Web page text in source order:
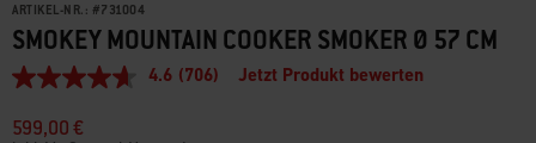
ARTIKEL-NR.: #731004
SMOKEY MOUNTAIN COOKER SMOKER Ø 57 CM
4.6
5
4.6 (706) Jetzt Produkt bewerten
599,00 €